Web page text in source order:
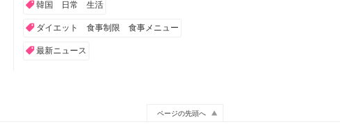
韓国 日常 生活
ダイエット 食事制限 食事メニュー
最新ニュース
ページの先頭へ